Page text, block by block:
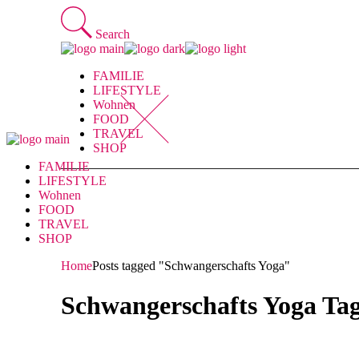
Search
FAMILIE
LIFESTYLE
Wohnen
FOOD
TRAVEL
SHOP
FAMILIE
LIFESTYLE
Wohnen
FOOD
TRAVEL
SHOP
HomePosts tagged "Schwangerschafts Yoga"
Schwangerschafts Yoga